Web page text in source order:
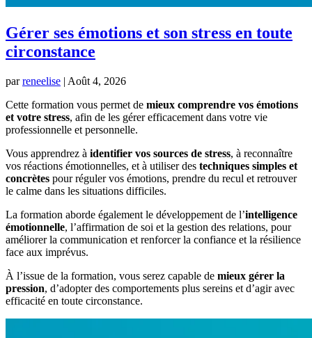
Gérer ses émotions et son stress en toute
circonstance
parreneelise | Août 4, 2026
Cette formation vous permet de mieux comprendre vos émotions
et votre stress, afin de les gérer efficacement dans votre vie
professionnelle et personnelle.
Vous apprendrez à identifier vos sources de stress, à reconnaître
vos réactions émotionnelles, et à utiliser des techniques simples et
concrètes pour réguler vos émotions, prendre du recul et retrouver
le calme dans les situations difficiles.
La formation aborde également le développement de l’intelligence
émotionnelle, l’affirmation de soi et la gestion des relations, pour
améliorer la communication et renforcer la confiance et la résilience
face aux imprévus.
À l’issue de la formation, vous serez capable de mieux gérer la
pression, d’adopter des comportements plus sereins et d’agir avec
efficacité en toute circonstance.